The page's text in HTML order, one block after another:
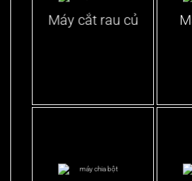
Máy cắt rau củ